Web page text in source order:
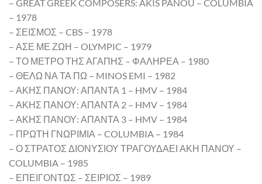
– GREAT GREEK COMPOSERS: AKIS PANOU – COLUMBIA
– 1978
– ΣΕΙΣΜΟΣ – CBS – 1978
– ΑΣΕ ΜΕ ΖΩΗ – OLYMPIC – 1979
– ΤΟ ΜΕΤΡΟ ΤΗΣ ΑΓΑΠΗΣ – ΦΑΛΗΡΕΑ – 1980
– ΘΕΛΩ ΝΑ ΤΑ ΠΩ – MINOS EMI – 1982
– ΑΚΗΣ ΠΑΝΟΥ: ΑΠΑΝΤΑ 1 – HMV – 1984
– ΑΚΗΣ ΠΑΝΟΥ: ΑΠΑΝΤΑ 2 – HMV – 1984
– ΑΚΗΣ ΠΑΝΟΥ: ΑΠΑΝΤΑ 3 – HMV – 1984
– ΠΡΩΤΗ ΓΝΩΡΙΜΙΑ – COLUMBIA – 1984
– Ο ΣΤΡΑΤΟΣ ΔΙΟΝΥΣΙΟΥ ΤΡΑΓΟΥΔΑΕΙ ΑΚΗ ΠΑΝΟΥ –
COLUMBIA – 1985
– ΕΠΕΙΓΟΝΤΩΣ – ΣΕΙΡΙΟΣ – 1989